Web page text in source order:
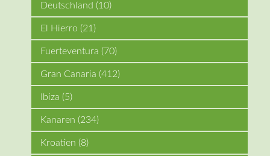
Deutschland (10)
El Hierro (21)
Fuerteventura (70)
Gran Canaria (412)
Ibiza (5)
Kanaren (234)
Kroatien (8)